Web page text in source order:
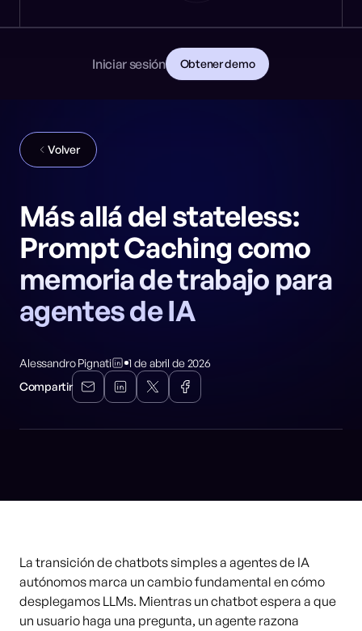
Descarga la guía para CISOs
Iniciar sesión Obtener demo
Volver
Más allá del stateless:
Prompt Caching como
memoria de trabajo para
agentes de IA
Alessandro Pignati
1 de abril de 2026
Compartir
La transición de chatbots simples a agentes de IA
autónomos marca un cambio fundamental en cómo
desplegamos LLMs. Mientras un chatbot espera a que
un usuario haga una pregunta, un agente razona